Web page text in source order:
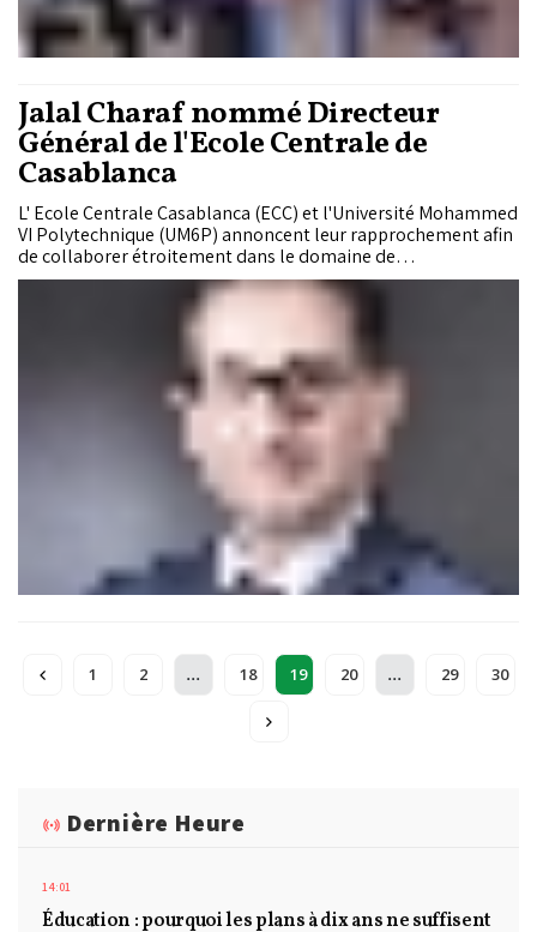
Jalal Charaf nommé Directeur
Général de l'Ecole Centrale de
Casablanca
L' Ecole Centrale Casablanca (ECC) et l'Université Mohammed
VI Polytechnique (UM6P) annoncent leur rapprochement afin
de collaborer étroitement dans le domaine de
l'enseignement supérieur d'ingénierie et de recherche en
été nommé Directeur Général de l'Ecole.
1 2 ... 18 19 20 ... 29 30
Dernière Heure
14:01
Éducation : pourquoi les plans à dix ans ne suffisent